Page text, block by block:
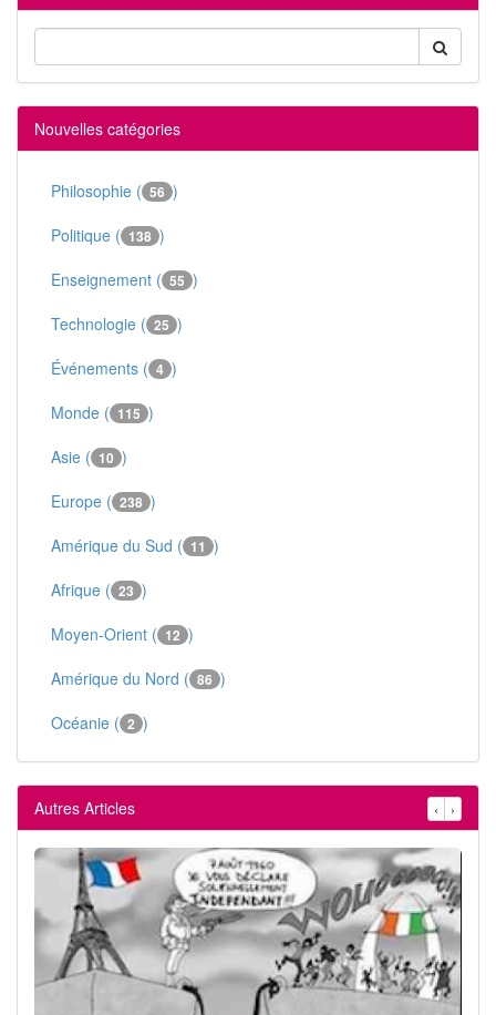
Nouvelles catégories
Philosophie ( 56 )
Politique ( 138 )
Enseignement ( 55 )
Technologie ( 25 )
Événements ( 4 )
Monde ( 115 )
Asie ( 10 )
Europe ( 238 )
Amérique du Sud ( 11 )
Afrique ( 23 )
Moyen-Orient ( 12 )
Amérique du Nord ( 86 )
Océanie ( 2 )
Autres Articles ‹ ›